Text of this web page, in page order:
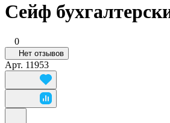
Сейф
0
Нет отзывов
Арт. 11953